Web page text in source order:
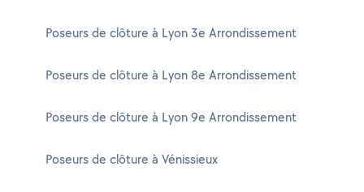
Poseurs de clôture à Lyon 3e Arrondissement
Poseurs de clôture à Lyon 8e Arrondissement
Poseurs de clôture à Lyon 9e Arrondissement
Poseurs de clôture à Vénissieux